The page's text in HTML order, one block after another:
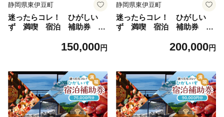
静岡県東伊豆町
迷ったらコレ！ ひがしい
ず 満喫 宿泊 補助券
150,000円
静岡県東伊豆町
迷ったらコレ！ ひがしい
ず 満喫 宿泊 補助券
200,000円